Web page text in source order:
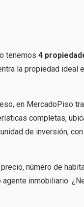
tenemos 4
la propiedad ideal
en MercadoPiso
completas,
de inversión,
número de
inmobiliario.